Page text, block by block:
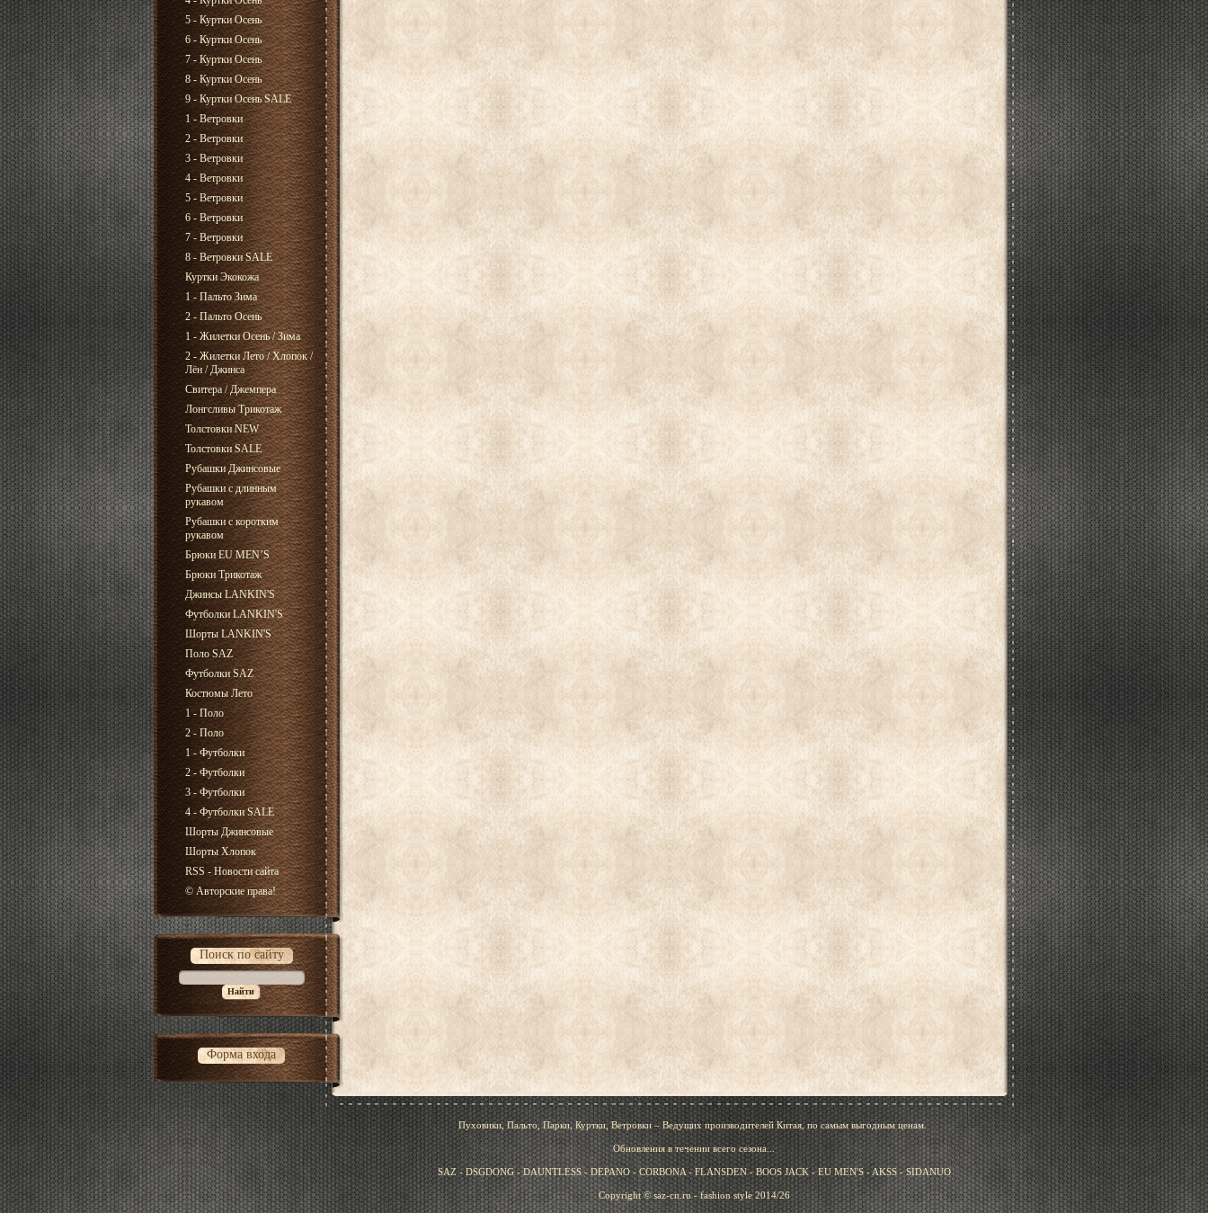
5 - Куртки Осень
6 - Куртки Осень
7 - Куртки Осень
8 - Куртки Осень
9 - Куртки Осень SALE
1 - Ветровки
2 - Ветровки
3 - Ветровки
4 - Ветровки
5 - Ветровки
6 - Ветровки
7 - Ветровки
8 - Ветровки SALE
Куртки Экокожа
1 - Пальто Зима
2 - Пальто Осень
1 - Жилетки Осень / Зима
2 - Жилетки Лето / Хлопок /
Лён / Джинса
Свитера / Джемпера
Лонгсливы Трикотаж
Толстовки NEW
Толстовки SALE
Рубашки Джинсовые
Рубашки с длинным
рукавом
Рубашки с коротким
рукавом
Брюки EU MEN’S
Брюки Трикотаж
Джинсы LANKIN'S
Футболки LANKIN'S
Шорты LANKIN'S
Поло SAZ
Футболки SAZ
Костюмы Лето
1 - Поло
2 - Поло
1 - Футболки
2 - Футболки
3 - Футболки
4 - Футболки SALE
Шорты Джинсовые
Шорты Хлопок
RSS - Новости сайта
© Авторские права!
Поиск по сайту
Форма входа
Пуховики, Пальто, Парки, Куртки, Ветровки – Ведущих производителей Китая, по самым выгодным ценам.
Обновления в течении всего сезона...
SAZ - DSGDONG - DAUNTLESS - DEPANO - CORBONA - FLANSDEN - BOOS JACK - EU MEN'S - AKSS - SIDANUO
Copyright © saz-cn.ru - fashion style 2014/26